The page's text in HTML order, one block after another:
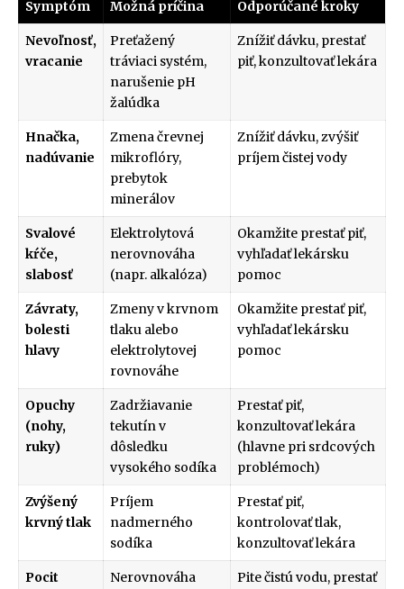
Symptóm Možná príčina Odporúčané kroky
Nevoľnosť,
vracanie
Preťažený
tráviaci systém,
narušenie pH
žalúdka
Znížiť dávku, prestať
piť, konzultovať lekára
Hnačka,
nadúvanie
Zmena črevnej
mikroflóry,
prebytok
minerálov
Znížiť dávku, zvýšiť
príjem čistej vody
Svalové
kŕče,
slabosť
Elektrolytová
nerovnováha
(napr. alkalóza)
Okamžite prestať piť,
vyhľadať lekársku
pomoc
Závraty,
bolesti
hlavy
Zmeny v krvnom
tlaku alebo
elektrolytovej
rovnováhe
Okamžite prestať piť,
vyhľadať lekársku
pomoc
Opuchy
(nohy,
ruky)
Zadržiavanie
tekutín v
dôsledku
vysokého sodíka
Prestať piť,
konzultovať lekára
(hlavne pri srdcových
problémoch)
Zvýšený
krvný tlak
Príjem
nadmerného
sodíka
Prestať piť,
kontrolovať tlak,
konzultovať lekára
Pocit
Nerovnováha
Pite čistú vodu, prestať